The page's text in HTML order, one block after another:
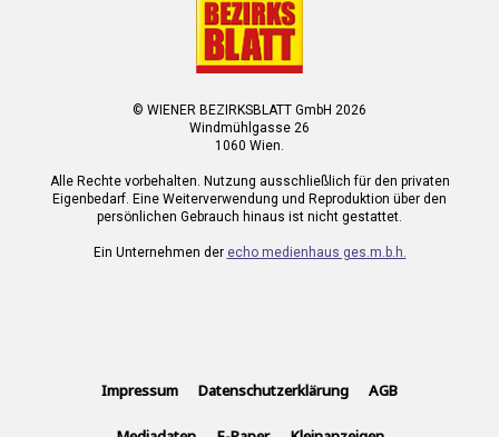
© WIENER BEZIRKSBLATT GmbH 2026
Windmühlgasse 26
1060 Wien.
Alle Rechte vorbehalten. Nutzung ausschließlich für den privaten
Eigenbedarf. Eine Weiterverwendung und Reproduktion über den
persönlichen Gebrauch hinaus ist nicht gestattet.
Ein Unternehmen der echo medienhaus ges.m.b.h.
Impressum Datenschutzerklärung AGB